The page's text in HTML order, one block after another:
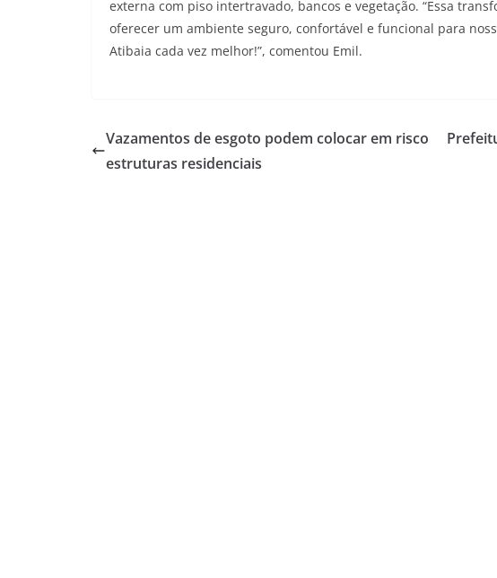
externa com piso intertravado, bancos e vegetação. “Essa
oferecer um ambiente seguro, confortável e funcional para
Atibaia cada vez melhor!”, comentou Emil.
Vazamentos de esgoto podem colocar em risco
estruturas residenciais